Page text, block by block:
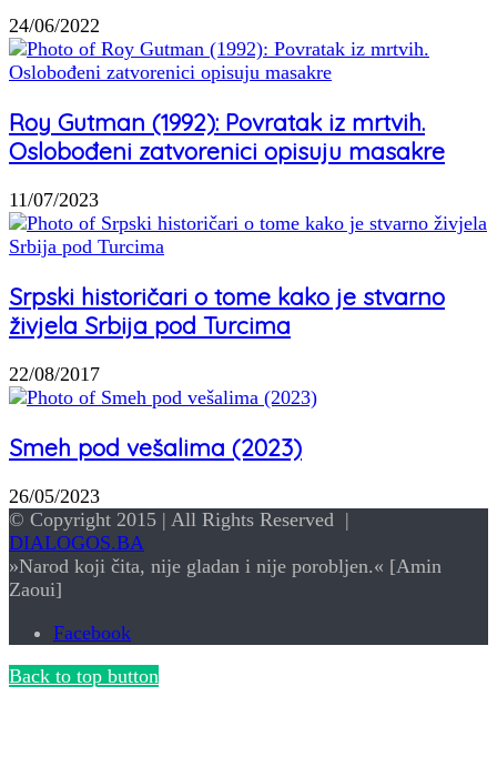
24/06/2022
Roy Gutman (1992): Povratak iz mrtvih.
Oslobođeni zatvorenici opisuju masakre
11/07/2023
Srpski historičari o tome kako je stvarno
živjela Srbija pod Turcima
22/08/2017
Smeh pod vešalima (2023)
26/05/2023
© Copyright 2015 | All Rights Reserved |
DIALOGOS.BA
»Narod koji čita, nije gladan i nije porobljen.« [Amin
Zaoui]
Facebook
Back to top button